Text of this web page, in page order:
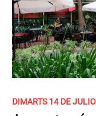
DIMARTS 14 DE